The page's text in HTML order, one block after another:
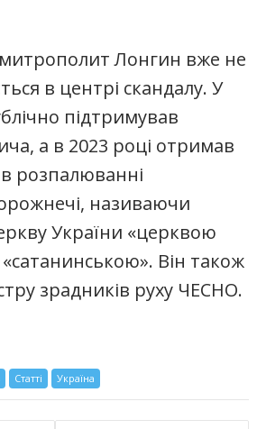
Лонгин вже не
в центрі скандалу. У
підтримував
а в 2023 році отримав
в розпалюванні
називаючи
України «церквою
Він також
зрадників руху ЧЕСНО.
Статті Україна